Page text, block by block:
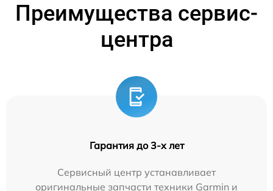
Преимущества сервис-
центра
Гарантия до 3-х лет
Сервисный центр устанавливает
оригинальные запчасти техники Garmin и